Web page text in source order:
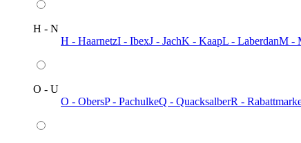
H - N
H - HaarnetzI - IbexJ - JachK - KaapL - LaberdanM -
O - U
O - ObersP - PachulkeQ - QuacksalberR -